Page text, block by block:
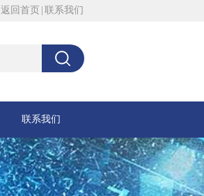
返回首页 联系我们
联系我们